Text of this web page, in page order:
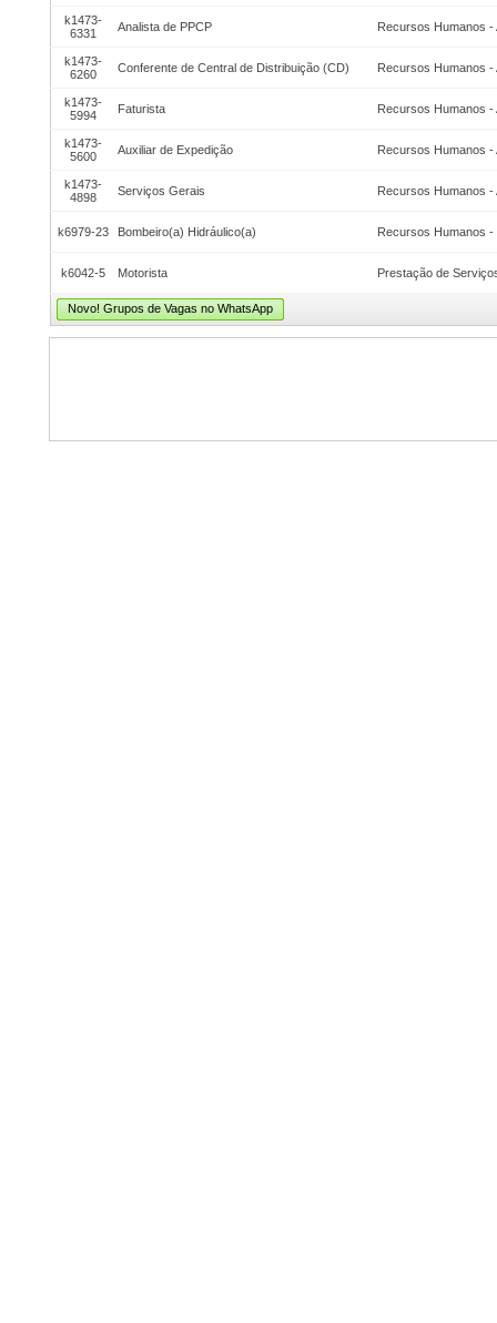
k1473-
6331
Analista de PPCP Recursos Humanos -
k1473-
6260
Conferente de Central de Distribuição (CD) Recursos Humanos -
k1473-
5994
Faturista Recursos Humanos -
k1473-
5600
Auxiliar de Expedição Recursos Humanos -
k1473-
4898
Serviços Gerais Recursos Humanos -
k6979-23 Bombeiro(a) Hidráulico(a) Recursos Humanos -
k6042-5 Motorista Prestação de
Novo! Grupos de Vagas no WhatsApp